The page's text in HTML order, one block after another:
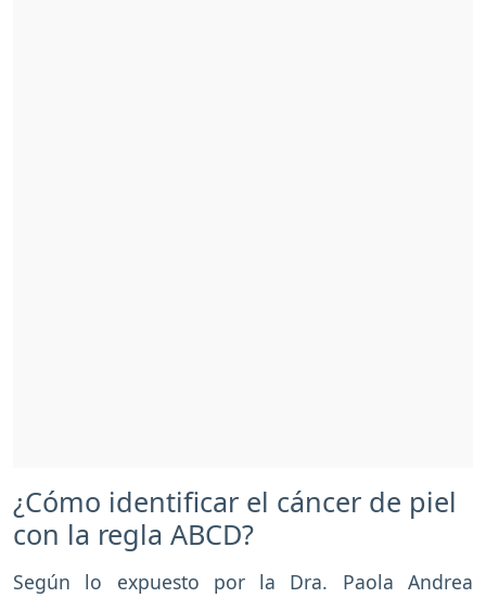
¿Cómo identificar el cáncer de piel
con la regla ABCD?
Según lo expuesto por la Dra. Paola Andrea